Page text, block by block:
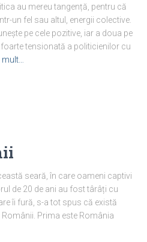
au mereu tangență, pentru că
un fel sau altul, energii colective.
pe cele pozitive, iar a doua pe
tensionată a politicienilor cu
seară, în care oameni captivi
de 20 de ani au fost târâți cu
îi fură, s-a tot spus că există
Prima este România